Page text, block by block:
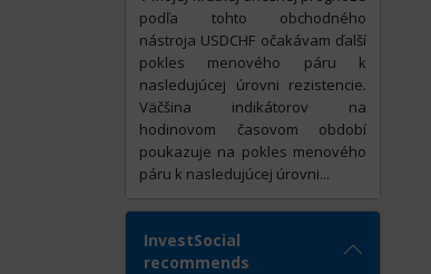
podľa tohto obchodného
nástroja USDCHF očakávam ďalší
pokles menového páru k
nasledujúcej úrovni rezistencie.
Väčšina indikátorov na
hodinovom časovom období
poukazuje na pokles menového
páru k nasledujúcej úrovni...
InvestSocial
recommends